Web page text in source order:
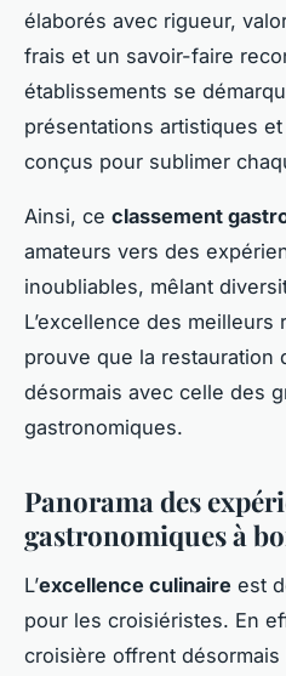
élaborés avec rigueur,
frais et un savoir-faire
établissements se
présentations artistiques
conçus pour sublimer
Ainsi, ce classement
amateurs vers des
inoubliables, mêlant
L’excellence des
prouve que la restauration
désormais avec celle des
gastronomiques.
Panorama des
gastronomiques à
L’excellence culinaire est
pour les croisiéristes. En
croisière offrent désormais